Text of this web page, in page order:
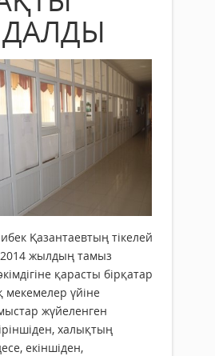
Қазантаевтың тікелей
жылдың тамыз
қарасты бірқатар
мекемелер үйіне
жүйеленген
халықтың
екіншіден,